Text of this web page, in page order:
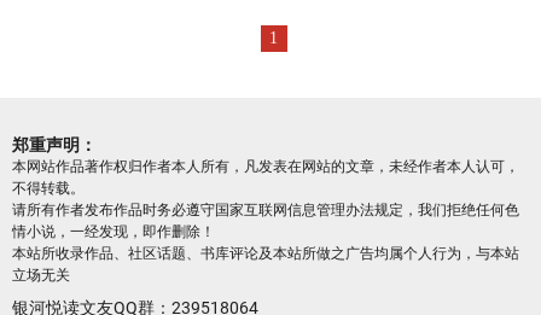
1
郑重声明：
本网站作品著作权归作者本人所有，凡发表在网站的文章，未经作者本人认可，
不得转载。
请所有作者发布作品时务必遵守国家互联网信息管理办法规定，我们拒绝任何色
情小说，一经发现，即作删除！
本站所收录作品、社区话题、书库评论及本站所做之广告均属个人行为，与本站
立场无关
银河悦读文友QQ群：239518064